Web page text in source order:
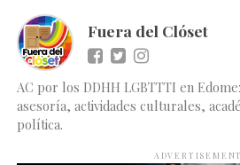
Fuera del Clóset
AC por los DDHH LGBTTTI en
asesoría, actividades culturales,
política.
ADVERTISEMENT